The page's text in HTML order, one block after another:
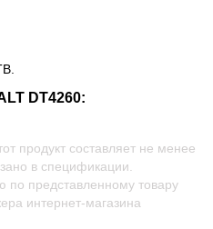
DT4260:
продукт составляет не менее
в спецификации.
представленному товару
интернет-магазина